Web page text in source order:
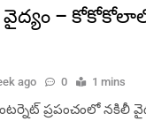
వైద్యం –
ago 0 1 mins
ప్రపంచంలో నకిలీ